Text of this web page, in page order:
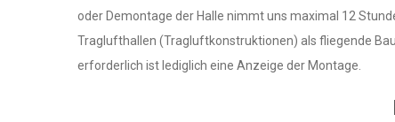
oder Demontage der Halle nimmt uns maximal 12
Traglufthallen (Tragluftkonstruktionen) als fliegende
erforderlich ist lediglich eine Anzeige der Montage.